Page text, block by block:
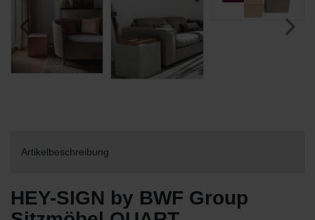
Artikelbeschreibung
HEY-SIGN by BWF Group